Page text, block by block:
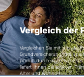
Vergleich der
Vergleichen Sie mit uns die
Grundversicherung und
jährlich durch einen Wechsel.
liefert Ihnen die exakten
Alter und Wohnort.